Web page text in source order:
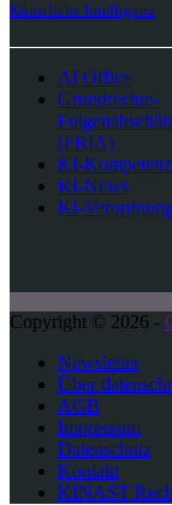
Künstliche Intelligenz
AI Office
Grundrechte-
(FRIA)
KI-Kompetenz
KI-News
KI-
Copyright © 2026 -
Newsletter
Über
AGB
Impressum
Datenschutz
Kontakt
KINAST